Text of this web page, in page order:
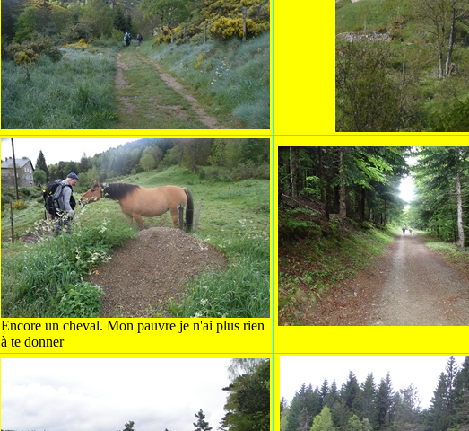
Encore un cheval. Mon pauvre je n'ai plus rien
à te donner